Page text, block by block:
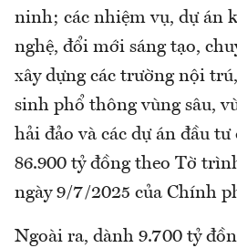
ninh; các nhiệm vụ, dự án
nghệ, đổi mới sáng tạo,
xây dựng các trường nội
sinh phổ thông vùng sâu,
hải đảo và các dự án đầu
86.900 tỷ đồng theo Tờ
ngày 9/7/2025 của Chính
Ngoài ra, dành 9.700 tỷ